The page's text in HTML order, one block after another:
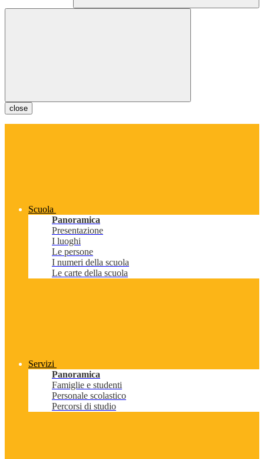
close
Scuola
Panoramica
Presentazione
I luoghi
Le persone
I numeri della scuola
Le carte della scuola
Servizi
Panoramica
Famiglie e studenti
Personale scolastico
Percorsi di studio